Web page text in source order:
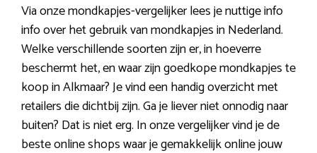
Via onze mondkapjes-vergelijker lees je nuttige info
info over het gebruik van mondkapjes in Nederland.
Welke verschillende soorten zijn er, in hoeverre
beschermt het, en waar zijn goedkope mondkapjes te
koop in Alkmaar? Je vind een handig overzicht met
retailers die dichtbij zijn. Ga je liever niet onnodig naar
buiten? Dat is niet erg. In onze vergelijker vind je de
beste online shops waar je gemakkelijk online jouw